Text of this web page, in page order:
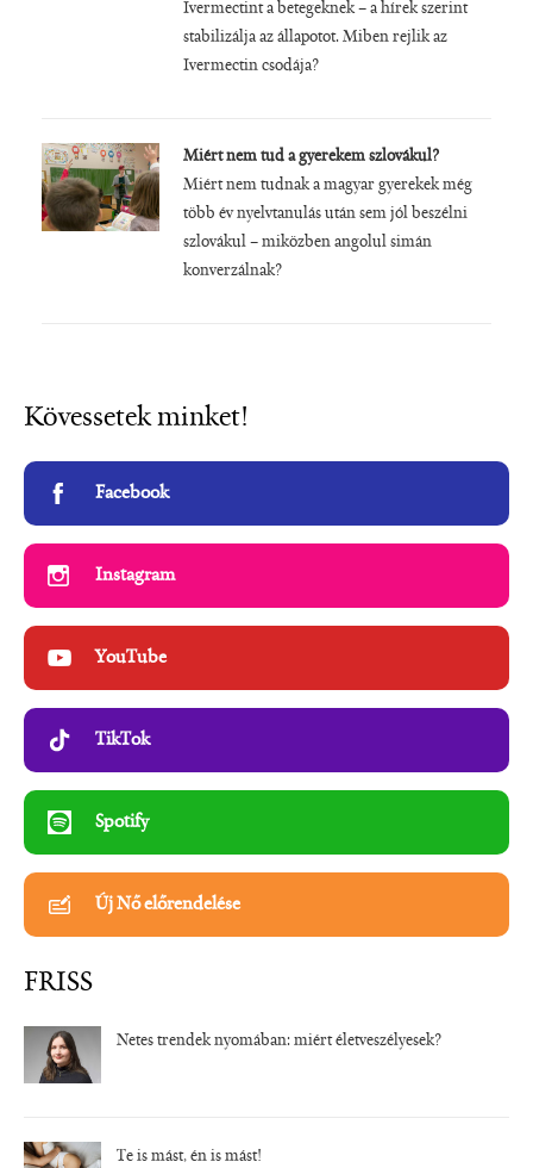
Ivermectint a betegeknek – a hírek szerint
stabilizálja az állapotot. Miben rejlik az
Ivermectin csodája?
Miért nem tud a gyerekem szlovákul?
Miért nem tudnak a magyar gyerekek még
több év nyelvtanulás után sem jól beszélni
szlovákul – miközben angolul simán
konverzálnak?
Kövessetek minket!
Facebook
Instagram
YouTube
TikTok
Spotify
Új Nő előrendelése
FRISS
Netes trendek nyomában: miért életveszélyesek?
Te is mást, én is mást!